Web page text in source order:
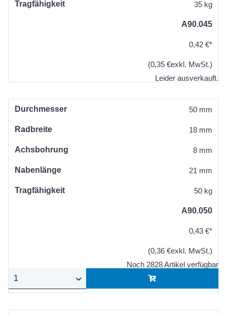
Tragfähigkeit 35 kg
A90.045
0,42 €*
(0,35 €exkl. MwSt.)
Leider ausverkauft.
Durchmesser 50 mm
Radbreite 18 mm
Achsbohrung 8 mm
Nabenlänge 21 mm
Tragfähigkeit 50 kg
A90.050
0,43 €*
(0,36 €exkl. MwSt.)
Noch 2828 Artikel verfügbar